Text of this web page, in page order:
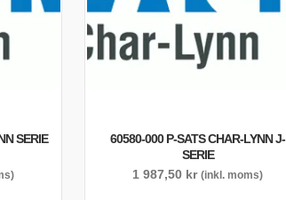
SERIE
60580-000 P-SATS CHAR-LYNN J-
SERIE
1 987,50 kr (inkl. moms)